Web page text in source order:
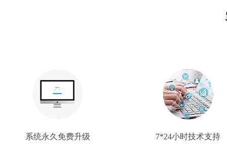
系统永久免费升级 7*24小时技术支持